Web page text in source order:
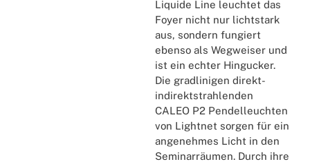
Liquide Line leuchtet das
Foyer nicht nur lichtstark
aus, sondern fungiert
ebenso als Wegweiser und
ist ein echter Hingucker.
Die gradlinigen direkt-
indirektstrahlenden
CALEO P2 Pendelleuchten
von Lightnet sorgen für ein
angenehmes Licht in den
Seminarräumen. Durch ihre